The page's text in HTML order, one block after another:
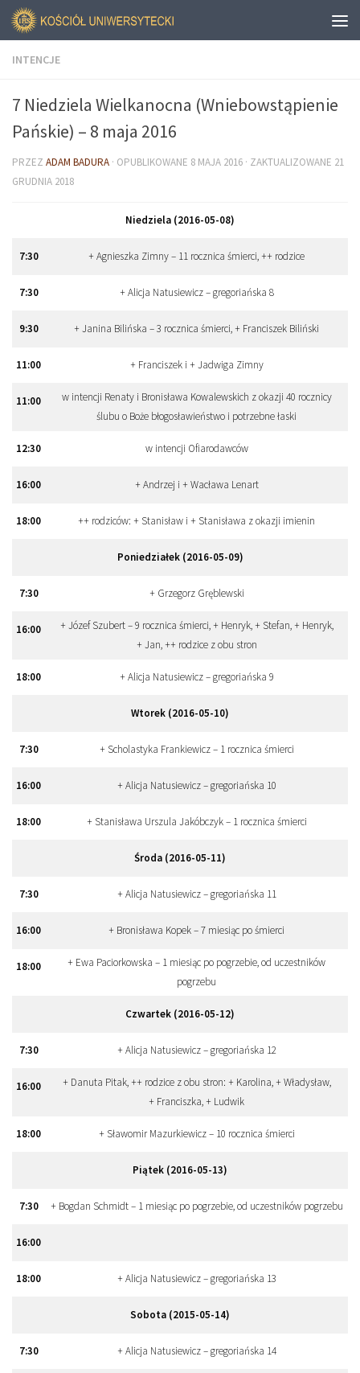
INTENCJE
7 Niedziela Wielkanocna (Wniebowstąpienie
Pańskie) – 8 maja 2016
PRZEZ ADAM BADURA · OPUBLIKOWANE 8 MAJA 2016 · ZAKTUALIZOWANE 21
GRUDNIA 2018
Niedziela (2016-05-08)
7:30 + Agnieszka Zimny – 11 rocznica śmierci, ++ rodzice
7:30 + Alicja Natusiewicz – gregoriańska 8
9:30 + Janina Bilińska – 3 rocznica śmierci, + Franciszek Biliński
11:00 + Franciszek i + Jadwiga Zimny
11:00
w intencji Renaty i Bronisława Kowalewskich z okazji 40 rocznicy
ślubu o Boże błogosławieństwo i potrzebne łaski
12:30 w intencji Ofiarodawców
16:00 + Andrzej i + Wacława Lenart
18:00 ++ rodziców: + Stanisław i + Stanisława z okazji imienin
Poniedziałek (2016-05-09)
7:30 + Grzegorz Gręblewski
16:00
+ Józef Szubert – 9 rocznica śmierci, + Henryk, + Stefan, + Henryk,
+ Jan, ++ rodzice z obu stron
18:00 + Alicja Natusiewicz – gregoriańska 9
Wtorek (2016-05-10)
7:30 + Scholastyka Frankiewicz – 1 rocznica śmierci
16:00 + Alicja Natusiewicz – gregoriańska 10
18:00 + Stanisława Urszula Jakóbczyk – 1 rocznica śmierci
Środa (2016-05-11)
7:30 + Alicja Natusiewicz – gregoriańska 11
16:00 + Bronisława Kopek – 7 miesiąc po śmierci
18:00
+ Ewa Paciorkowska – 1 miesiąc po pogrzebie, od uczestników
pogrzebu
Czwartek (2016-05-12)
7:30 + Alicja Natusiewicz – gregoriańska 12
16:00
+ Danuta Pitak, ++ rodzice z obu stron: + Karolina, + Władysław,
+ Franciszka, + Ludwik
18:00 + Sławomir Mazurkiewicz – 10 rocznica śmierci
Piątek (2016-05-13)
7:30 + Bogdan Schmidt – 1 miesiąc po pogrzebie, od uczestników pogrzebu
16:00
18:00 + Alicja Natusiewicz – gregoriańska 13
Sobota (2015-05-14)
7:30 + Alicja Natusiewicz – gregoriańska 14